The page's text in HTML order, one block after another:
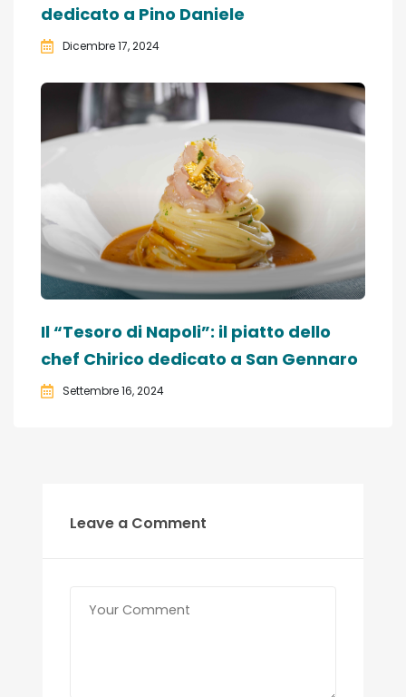
dedicato a Pino Daniele
Dicembre 17, 2024
Il “Tesoro di Napoli”: il piatto dello
chef Chirico dedicato a San Gennaro
Settembre 16, 2024
Leave a Comment